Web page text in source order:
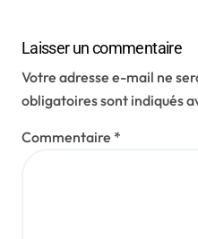
Laisser un commentaire
Votre adresse e-mail ne
obligatoires sont indiqués
Commentaire *